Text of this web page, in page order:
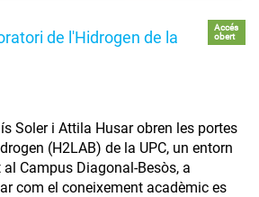
de l'Hidrogen de la
Accés
obert
Soler i Attila Husar obren les portes
(H2LAB) de la UPC, un entorn
Campus Diagonal-Besòs, a
com el coneixement acadèmic es